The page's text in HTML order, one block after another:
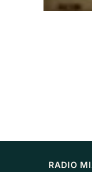
RADIO